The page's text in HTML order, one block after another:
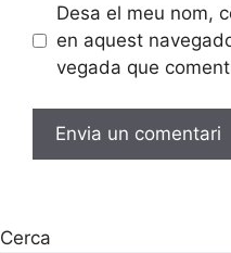
Desa el meu nom,
en aquest
vegada que
Cerca